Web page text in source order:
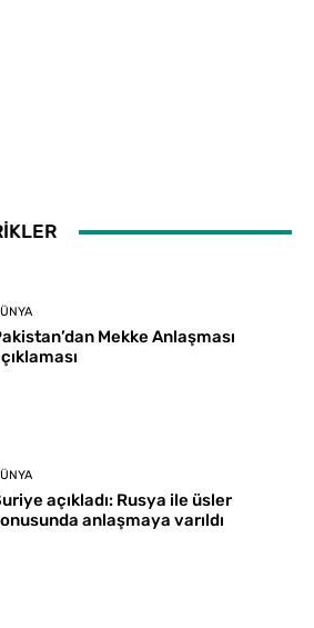
Mekke Anlaşması
açıkladı: Rusya ile üsler
anlaşmaya varıldı